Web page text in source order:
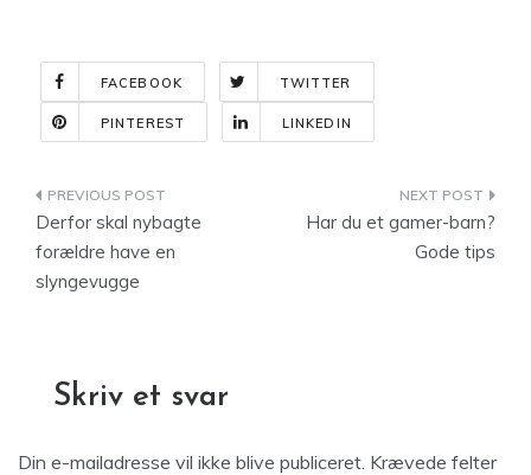
FACEBOOK TWITTER
PINTEREST LINKEDIN
Indlægsnavigation
Derfor skal nybagte
forældre have en
slyngevugge
Har du et gamer-barn?
Gode tips
Skriv et svar
Din e-mailadresse vil ikke blive publiceret. Krævede felter